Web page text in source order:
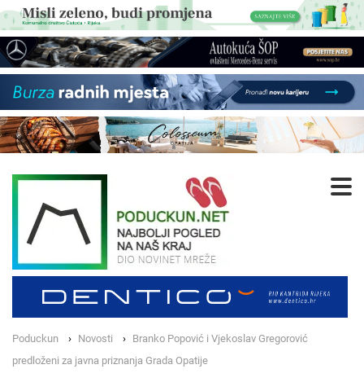
Poduckun Novosti
Branko Popović i Vjekoslav Gregorović
predloženi za javna priznanja Grada Opatije